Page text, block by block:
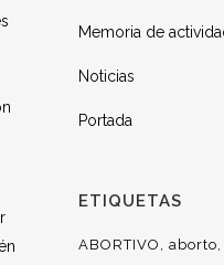
Memoria de
Noticias
Portada
ETIQUETAS
ABORTIVO aborto